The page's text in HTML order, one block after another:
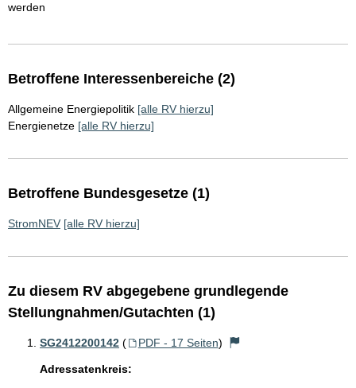
werden
Betroffene Interessenbereiche (2)
Allgemeine Energiepolitik [alle RV hierzu]
Energienetze [alle RV hierzu]
Betroffene Bundesgesetze (1)
StromNEV [alle RV hierzu]
Zu diesem RV abgegebene grundlegende
Stellungnahmen/Gutachten (1)
SG2412200142 ( PDF - 17 Seiten)
Adressatenkreis: